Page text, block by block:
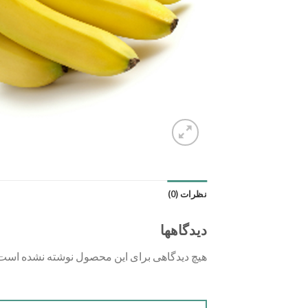
نظرات (0)
دیدگاهها
هیچ دیدگاهی برای این محصول نوشته نشده